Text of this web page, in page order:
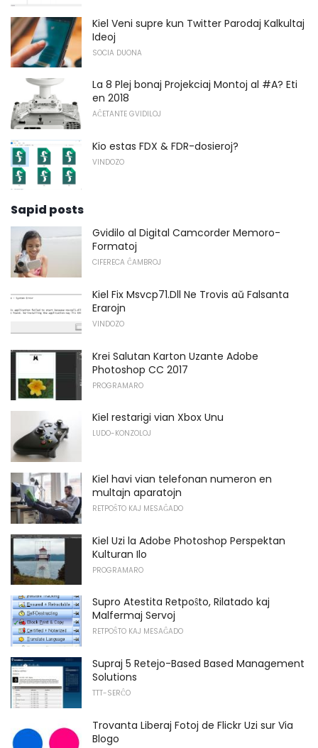
Kiel Veni supre kun Twitter Parodaj Kalkultaj
Ideoj
SOCIA DUONA
La 8 Plej bonaj Projekciaj Montoj al #A? Eti
en 2018
AĈETANTE GVIDILOJ
Kio estas FDX & FDR-dosieroj?
VINDOZO
Sapid posts
Gvidilo al Digital Camcorder Memoro-
Formatoj
CIFERECA ĈAMBROJ
Kiel Fix Msvcp71.Dll Ne Trovis aŭ Falsanta
Erarojn
VINDOZO
Krei Salutan Karton Uzante Adobe
Photoshop CC 2017
PROGRAMARO
Kiel restarigi vian Xbox Unu
LUDO-KONZOLOJ
Kiel havi vian telefonan numeron en
multajn aparatojn
RETPOŜTO KAJ MESAĜADO
Kiel Uzi la Adobe Photoshop Perspektan
Kulturan Ilo
PROGRAMARO
Supro Atestita Retpoŝto, Rilatado kaj
Malfermaj Servoj
RETPOŜTO KAJ MESAĜADO
Supraj 5 Retejo-Based Based Management
Solutions
TTT-SERĈO
Trovanta Liberaj Fotoj de Flickr Uzi sur Via
Blogo